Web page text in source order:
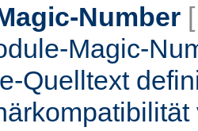
Number
Magic-
Quelltext